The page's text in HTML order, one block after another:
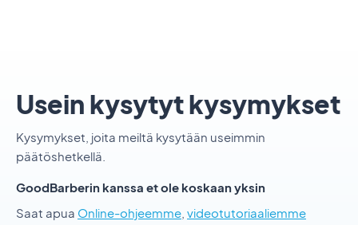
Usein kysytyt kysymykset
Kysymykset, joita meiltä kysytään useimmin
päätöshetkellä.
GoodBarberin kanssa et ole koskaan yksin
Saat apua Online-ohjeemme videotutoriaaliemme